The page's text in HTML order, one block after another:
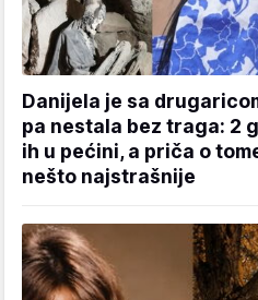
Danijela je sa
pa nestala bez traga: 2
ih u pećini, a priča o
nešto najstrašnije